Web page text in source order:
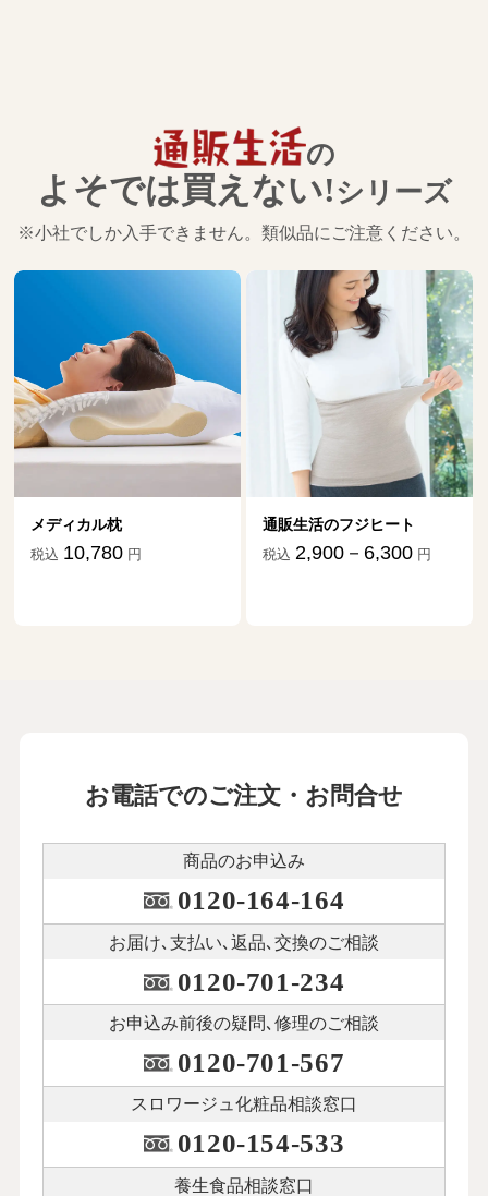
の
よそでは買えない!シリーズ
※小社でしか入手できません。類似品にご注意ください。
メディカル枕
税込 10,780 円
通販生活のフジヒート
税込 2,900－6,300 円
お電話でのご注文・お問合せ
商品のお申込み
0120-164-164
お届け､支払い､ 返品､交換のご相談
0120-701-234
お申込み前後の疑問､修理のご相談
0120-701-567
スロワージュ化粧品相談窓口
0120-154-533
養生食品相談窓口